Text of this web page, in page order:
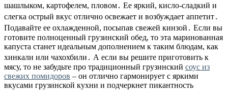
шашлыком, картофелем, пловом․ Ее яркий, кисло-сладкий и
слегка острый вкус отлично освежает и возбуждает аппетит․
Подавайте ее охлажденной, посыпав свежей кинзой․ Если вы
готовите полноценный грузинский обед, то эта маринованная
капуста станет идеальным дополнением к таким блюдам, как
хинкали или чахохбили․ А если вы решите приготовить к
мясу, то не забудьте про традиционный грузинский соус из
свежих помидоров – он отлично гармонирует с яркими
вкусами грузинской кухни и подчеркнет пикантность